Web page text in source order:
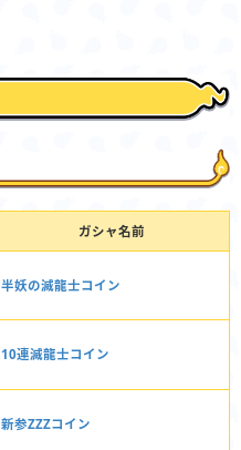
ガシャ名前
半妖の滅龍士コイン
10連滅龍士コイン
新参ZZZコイン